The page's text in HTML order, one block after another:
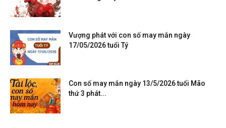
Vượng phát với con số may mắn ngày
17/05/2026 tuổi Tý
Con số may mắn ngày 13/5/2026 tuổi Mão
thứ 3 phát...